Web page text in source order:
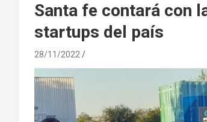
Santa fe contará con
startups del país
28/11/2022